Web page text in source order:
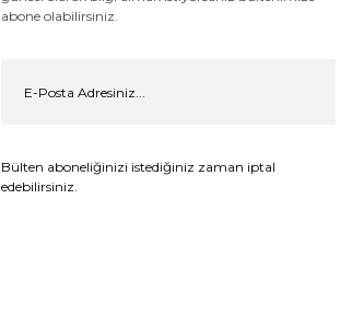
abone olabilirsiniz.
Bülten aboneliğinizi istediğiniz zaman iptal
edebilirsiniz.